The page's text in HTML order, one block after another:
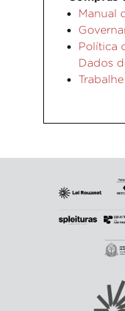
Manual
Política
Dados